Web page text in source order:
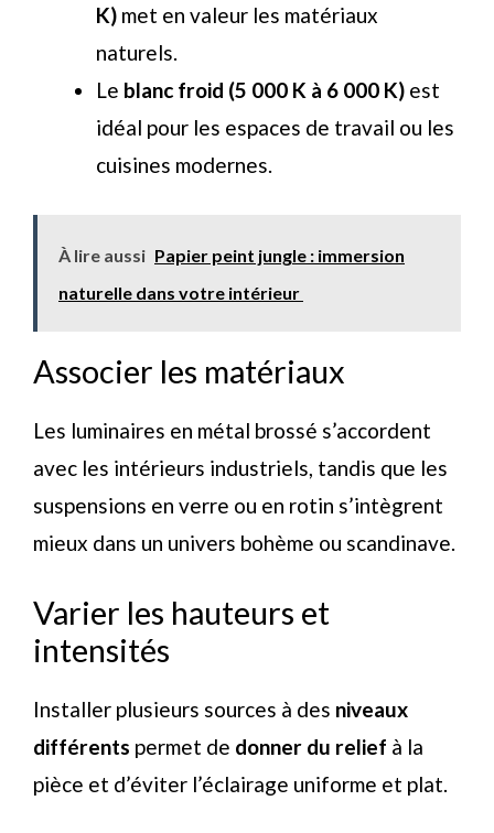
K) met en valeur les matériaux
naturels.
Le blanc froid (5 000 K à 6 000 K) est
idéal pour les espaces de travail ou les
cuisines modernes.
À lire aussi Papier peint jungle : immersion
naturelle dans votre intérieur
Associer les matériaux
Les luminaires en métal brossé s’accordent
avec les intérieurs industriels, tandis que les
suspensions en verre ou en rotin s’intègrent
mieux dans un univers bohème ou scandinave.
Varier les hauteurs et
intensités
Installer plusieurs sources à des niveaux
différents permet de donner du relief à la
pièce et d’éviter l’éclairage uniforme et plat.